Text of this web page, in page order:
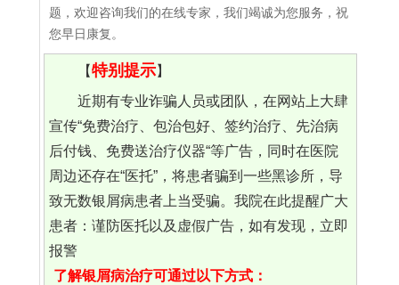
题，欢迎咨询我们的在线专家，我们竭诚为您服务，祝
您早日康复。
【特别提示】
近期有专业诈骗人员或团队，在网站上大肆
宣传“免费治疗、包治包好、签约治疗、先治病
后付钱、免费送治疗仪器“等广告，同时在医院
周边还存在“医托”，将患者骗到一些黑诊所，导
致无数银屑病患者上当受骗。我院在此提醒广大
患者：谨防医托以及虚假广告，如有发现，立即
报警
了解银屑病治疗可通过以下方式：